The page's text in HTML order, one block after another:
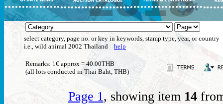
select category, page no. or key in keywords, stamp type, year, or country
i.e., wild animal 2002 Thailand help
Remarks: 1€ approx = 40.00THB
(all lots conducted in Thai Baht, THB)
Page 1, showing item 14